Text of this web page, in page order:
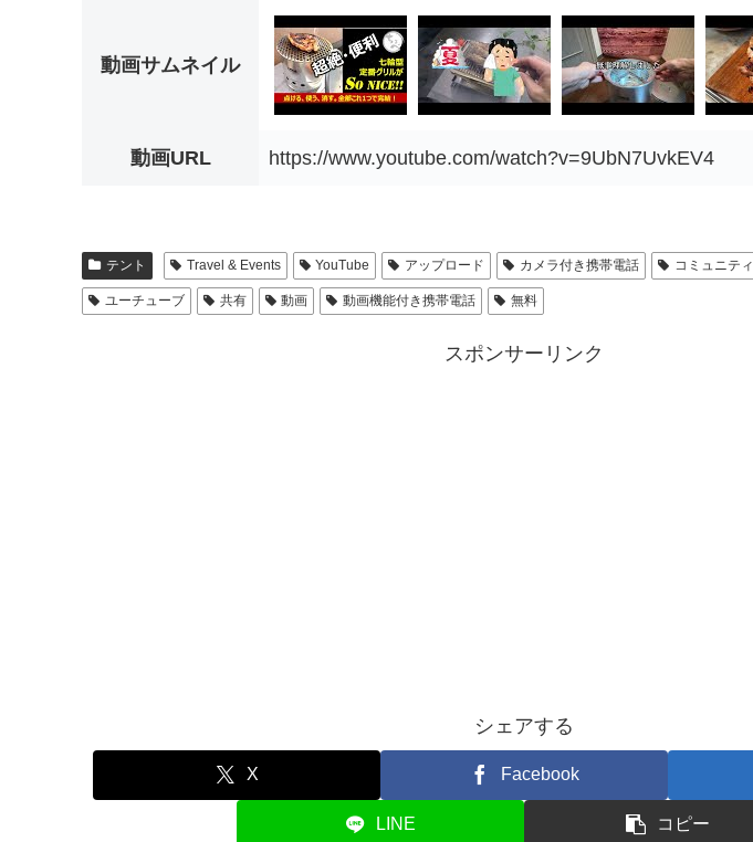
動画サムネイル
動画URL https://www.youtube.com/watch?v=9UbN7UvkEV4
テント Travel & Events YouTube アップロード カメラ付き携帯電話 コミュニティ
ユーチューブ 共有 動画 動画機能付き携帯電話 無料
スポンサーリンク
シェアする
X Facebook
LINE コピー